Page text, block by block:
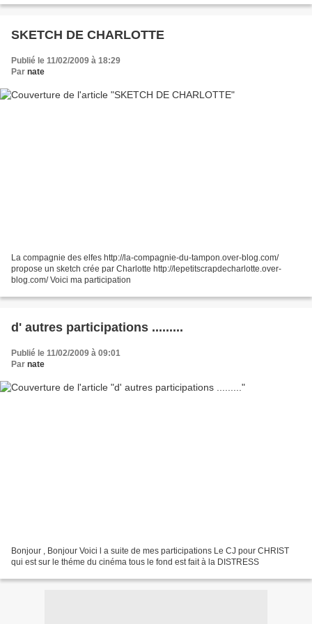
SKETCH DE CHARLOTTE
Publié le 11/02/2009 à 18:29
Par nate
La compagnie des elfes http://la-compagnie-du-tampon.over-blog.com/
propose un sketch crée par Charlotte http://lepetitscrapdecharlotte.over-
blog.com/ Voici ma participation
d' autres participations .........
Publié le 11/02/2009 à 09:01
Par nate
Bonjour , Bonjour Voici l a suite de mes participations Le CJ pour CHRIST
qui est sur le théme du cinéma tous le fond est fait à la DISTRESS